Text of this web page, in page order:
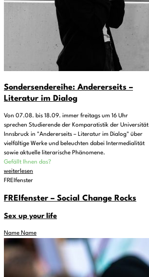
Sondersendereihe: Andererseits –
Literatur im Dialog
Von 07.08. bis 18.09. immer freitags um 16 Uhr
sprechen Studierende der Komparatistik der Universität
Innsbruck in "Andererseits – Literatur im Dialog" über
vielfältige Werke und beleuchten dabei Intermedialität
sowie aktuelle literarische Phänomene.
Gefällt Ihnen das?
weiterlesen
FREIfenster
FREIfenster – Social Change Rocks
Sex up your life
Name Name